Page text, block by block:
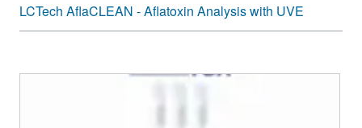
LCTech AflaCLEAN - Aflatoxin Analysis with UVE